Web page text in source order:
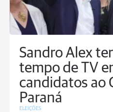
Sandro Alex
tempo de TV
candidatos ao
Paraná
ELEIÇÕES